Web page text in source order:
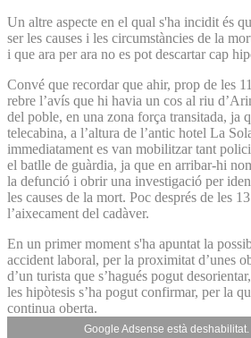
Un altre aspecte en el qual s'ha incidit és
ser les causes i les circumstàncies de la
i que ara per ara no es pot descartar cap
Convé que recordar que ahir, prop de les
rebre l’avís que hi havia un cos al riu
del poble, en una zona força transitada, ja
telecabina, a l’altura de l’antic hotel La
immediatament es van mobilitzar tant
el batlle de guàrdia, ja que en arribar-hi
la defunció i obrir una investigació per
les causes de la mort. Poc després de les
l’aixecament del cadàver.
En un primer moment s'ha apuntat la
accident laboral, per la proximitat d’unes
d’un turista que s’hagués pogut
les hipòtesis s’ha pogut confirmar, per la
continua oberta.
Google Adsense està deshabilitat.